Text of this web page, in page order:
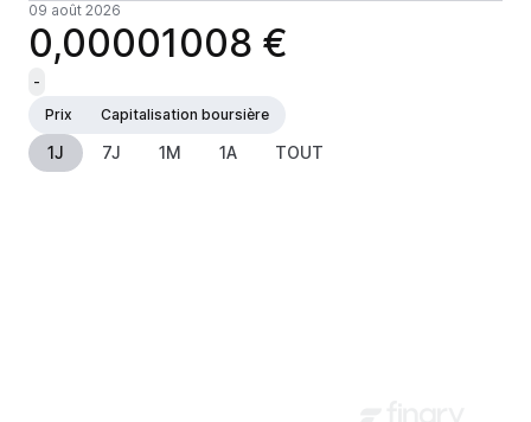
09 août 2026
0,00001008 €
-
Prix
Capitalisation boursière
1J 7J 1M 1A TOUT